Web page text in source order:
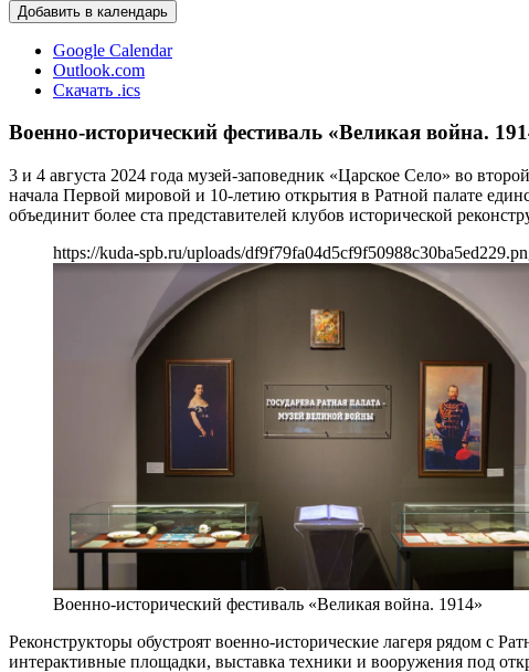
Добавить в календарь
Google Calendar
Outlook.com
Скачать .ics
Военно-исторический фестиваль «Великая война.
3 и 4 августа 2024 года музей-заповедник «Царское Село» во
начала Первой мировой и 10-летию открытия в Ратной палате
объединит более ста представителей клубов исторической
https://kuda-spb.ru/uploads/
Военно-исторический фестиваль «Великая война. 1914»
Реконструкторы обустроят военно-исторические лагеря рядом с
интерактивные площадки, выставка техники и вооружения под